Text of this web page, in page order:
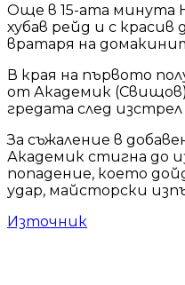
Още в 15-ата минута
хубав рейд и с красив
вратаря на
В края на първото
от Академик
гредата след
За съжаление в
Академик стигна до
попадение, което
удар, майсторски
Източник